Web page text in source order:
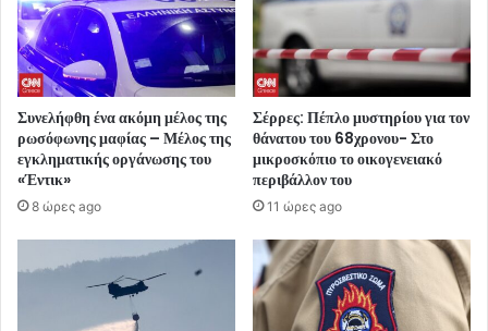
Συνελήφθη ένα ακόμη μέλος της
ρωσόφωνης μαφίας – Μέλος της
εγκληματικής οργάνωσης του
«Έντικ»
8 ώρες ago
Σέρρες: Πέπλο μυστηρίου για τον
θάνατου του 68χρονου- Στο
μικροσκόπιο το οικογενειακό
περιβάλλον του
11 ώρες ago